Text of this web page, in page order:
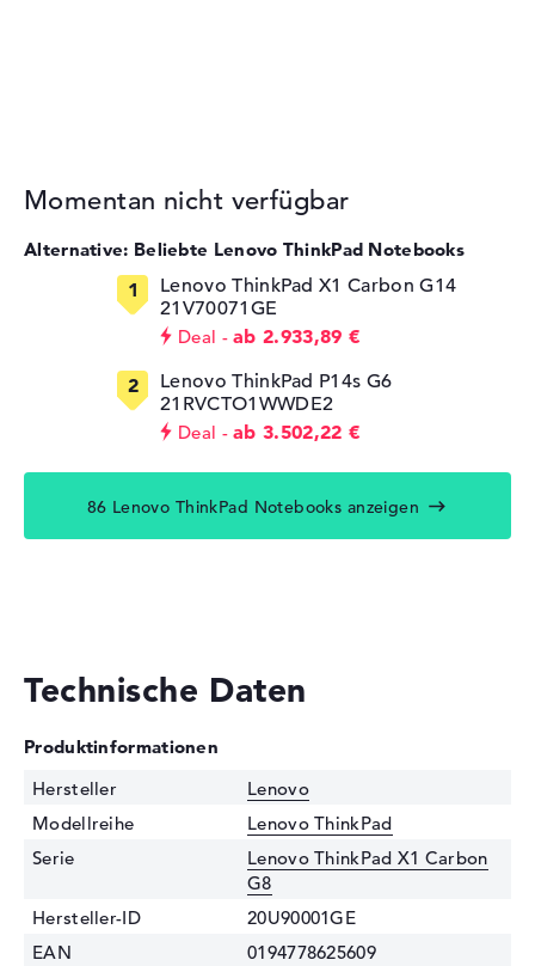
Momentan nicht verfügbar
Alternative: Beliebte Lenovo ThinkPad Notebooks
Lenovo ThinkPad X1 Carbon G14
21V70071GE
Deal
ab 2.933,89 €
Lenovo ThinkPad P14s G6
21RVCTO1WWDE2
Deal ab 3.502,22 €
86 Lenovo ThinkPad Notebooks anzeigen
Technische Daten
Produktinformationen
Hersteller
Lenovo
Modellreihe
Lenovo ThinkPad
Serie
Lenovo ThinkPad X1 Carbon
G8
Hersteller-ID
20U90001GE
EAN
0194778625609